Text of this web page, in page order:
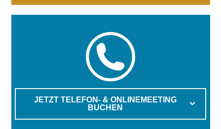
JETZT TELEFON- & ONLINEMEETING
BUCHEN